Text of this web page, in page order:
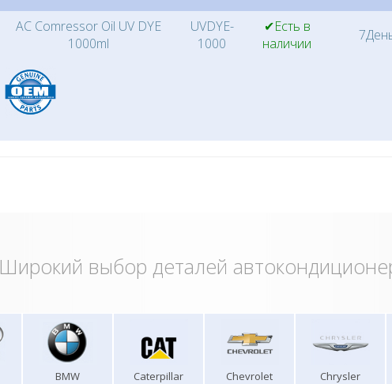
AC Comressor Oil UV DYE
1000ml
UVDYE-
1000
✔Есть в
наличии
Широкий выбор деталей
BMW Caterpillar Chevrolet Chrysler